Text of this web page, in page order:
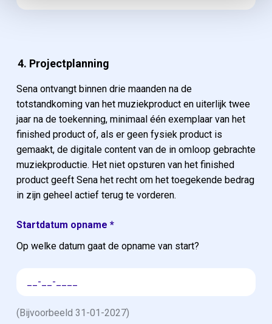
4. Projectplanning
Sena ontvangt binnen drie maanden na de
totstandkoming van het muziekproduct en uiterlijk twee
jaar na de toekenning, minimaal één exemplaar van het
finished product of, als er geen fysiek product is
gemaakt, de digitale content van de in omloop gebrachte
muziekproductie. Het niet opsturen van het finished
product geeft Sena het recht om het toegekende bedrag
in zijn geheel actief terug te vorderen.
Startdatum opname *
Op welke datum gaat de opname van start?
(Bijvoorbeeld 31-01-2027)